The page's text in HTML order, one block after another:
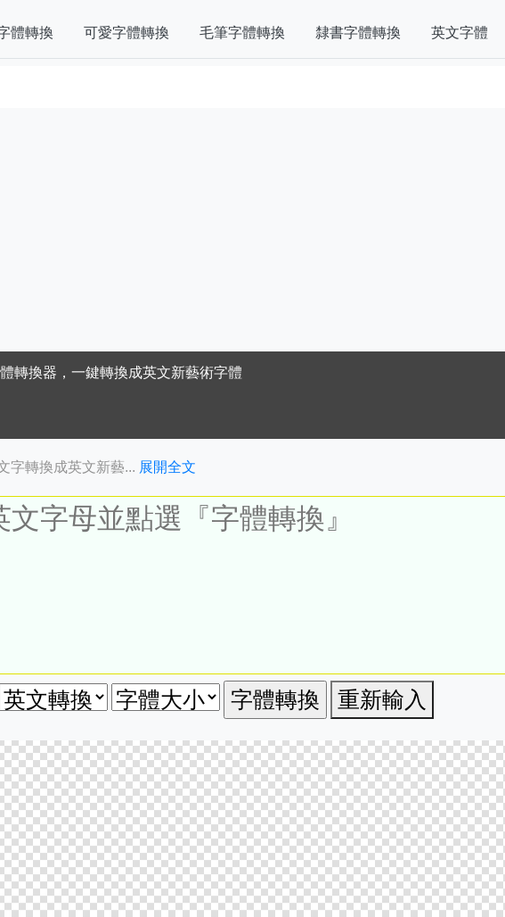
體轉換 可愛字體轉換 毛筆字體轉換 隸書字體轉換 英文字體
轉換器，一鍵轉換成英文新藝術字體
字轉換成英文新藝... 展開全文
重新輸入